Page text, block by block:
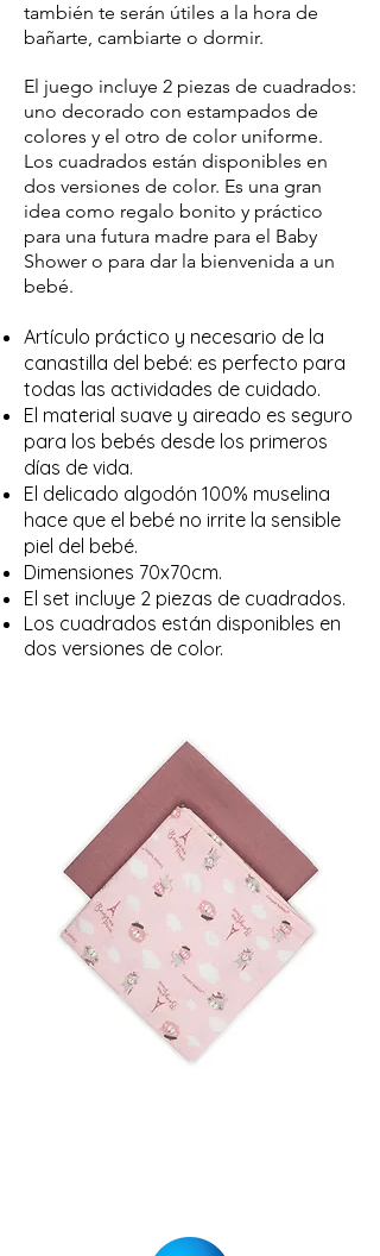
también te serán útiles a la hora de
bañarte, cambiarte o dormir.
El juego incluye 2 piezas de cuadrados:
uno decorado con estampados de
colores y el otro de color uniforme.
Los cuadrados están disponibles en
dos versiones de color. Es una gran
idea como regalo bonito y práctico
para una futura madre para el Baby
Shower o para dar la bienvenida a un
bebé.
Artículo práctico y necesario de la
canastilla del bebé: es perfecto para
todas las actividades de cuidado.
El material suave y aireado es seguro
para los bebés desde los primeros
días de vida.
El delicado algodón 100% muselina
hace que el bebé no irrite la sensible
piel del bebé.
Dimensiones 70x70cm.
El set incluye 2 piezas de cuadrados.
Los cuadrados están disponibles en
dos versiones de color.